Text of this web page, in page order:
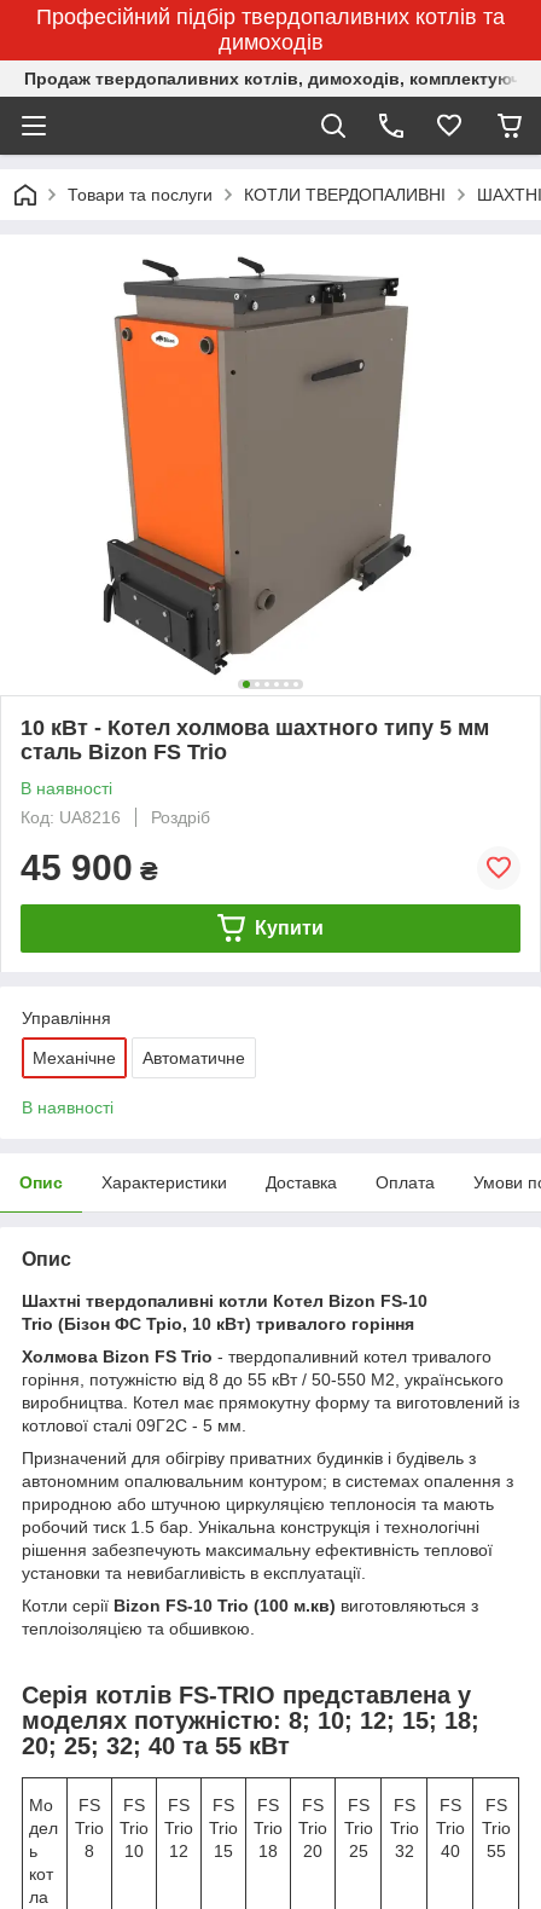
Професійний підбір твердопаливних котлів та
димоходів
Продаж твердопаливних котлів, димоходів,
Товари та послуги КОТЛИ ТВЕРДОПАЛИВНІ
10 кВт - Котел холмова шахтного типу 5 мм
сталь Bizon FS Trio
В наявності
Код: UA8216
Роздріб
45 900 ₴
Купити
Управління
Механічне Автоматичне
В наявності
Опис Характеристики Доставка Оплата Умови
Опис
Шахтні твердопаливні котли Котел Bizon FS-10
Trio (Бізон ФС Тріо, 10 кВт) тривалого горіння
Холмова Bizon FS Trio - твердопаливний котел тривалого
горіння, потужністю від 8 до 55 кВт / 50-550 М2, українського
виробництва. Котел має прямокутну форму та виготовлений із
котлової сталі 09Г2С - 5 мм.
Призначений для обігріву приватних будинків і будівель з
автономним опалювальним контуром; в системах опалення з
природною або штучною циркуляцією теплоносія та мають
робочий тиск 1.5 бар. Унікальна конструкція і технологічні
рішення забезпечують максимальну ефективність теплової
установки та невибагливість в експлуатації.
Котли серії Bizon FS-10 Trio (100 м.кв) виготовляються з
теплоізоляцією та обшивкою.
Серія котлів FS-TRIO представлена у
моделях потужністю: 8; 10; 12; 15; 18;
20; 25; 32; 40 та 55 кВт
Мо
дел
ь
кот
ла
FS
Trio
8
FS
Trio
10
FS
Trio
12
FS
Trio
15
FS
Trio
18
FS
Trio
20
FS
Trio
25
FS
Trio
32
FS
Trio
40
FS
Trio
55